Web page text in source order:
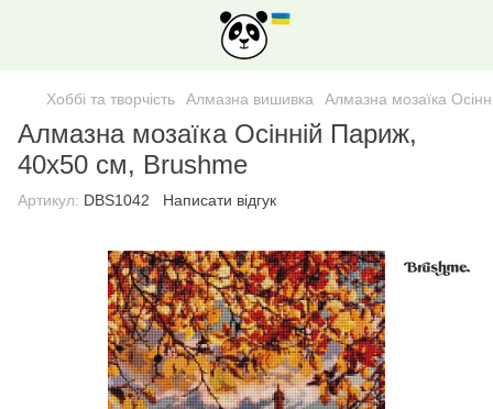
Хоббі та творчість Алмазна вишивка Алмазна мозаїка
Алмазна мозаїка Осінній Париж,
40x50 см, Brushme
Артикул: DBS1042 Написати відгук